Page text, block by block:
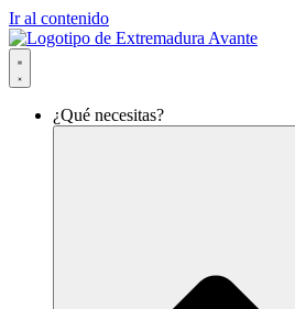
Ir al contenido
¿Qué necesitas?